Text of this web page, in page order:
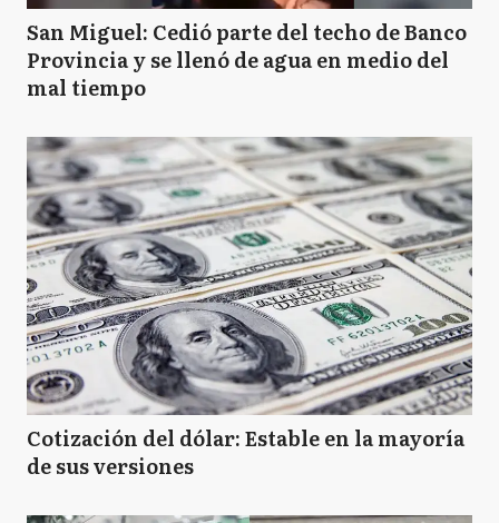
San Miguel: Cedió parte del techo de Banco
Provincia y se llenó de agua en medio del
mal tiempo
Cotización del dólar: Estable en la mayoría
de sus versiones